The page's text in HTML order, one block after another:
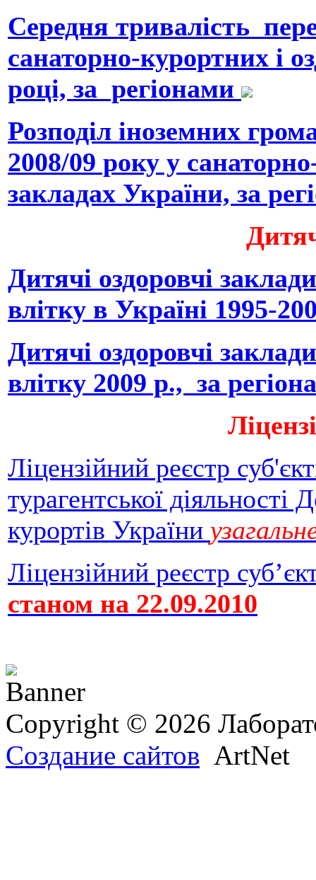
Середня тривалість
санаторно-курортних і
році, за регіонами
Розподіл іноземних
2008/09 року у
закладах України, за
Дитячі оздоровчі
влітку в Україні 1995-
Дитячі оздоровчі
влітку 2009 р., за
Ліцензійний реєстр
турагентської
курортів України
Ліцензійний реєстр
станом на 22.09.2010
Copyright © 2026
Создание сайтов ArtNet